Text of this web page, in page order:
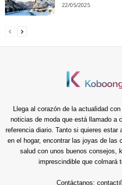
22/05/2025
Llega al corazón de la actualidad
noticias de moda que está llamado a
referencia diario. Tanto si quieres
en el hogar, encontrar las joyas de las
salud con unos buenos consejos,
imprescindible que colmará
Contáctanos: